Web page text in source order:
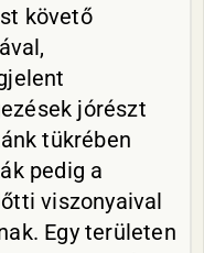
követő
jórészt
tükrében
pedig a
viszonyaival
Egy területen